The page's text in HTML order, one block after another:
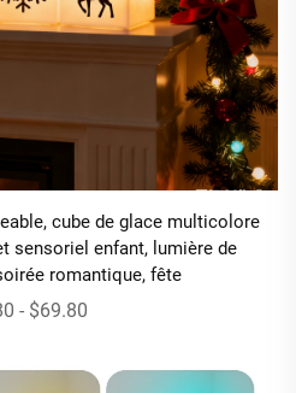
cube de glace multicolore
sensoriel enfant, lumière de
romantique, fête
- $69.80